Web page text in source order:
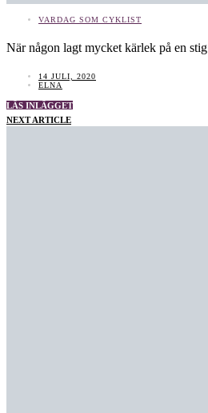
VARDAG SOM CYKLIST
När någon lagt mycket kärlek på en stig
14 JULI, 2020
ELNA
LÄS INLÄGGET
NEXT ARTICLE